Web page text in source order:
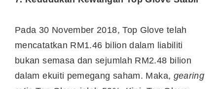
Pada 30 November 2018, Top Glove telah
mencatatkan RM1.46 bilion dalam liabiliti
bukan semasa dan sejumlah RM2.48 bilion
dalam ekuiti pemegang saham. Maka, gearing